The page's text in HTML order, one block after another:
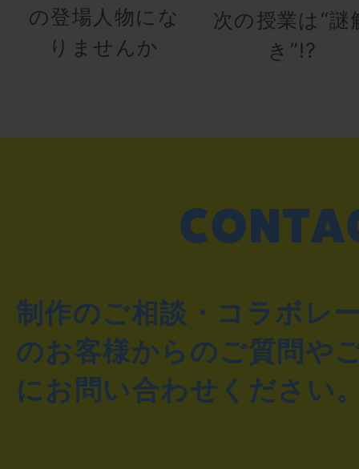
の登場人物にな
りませんか
次の授業は“謎
き”!?
制作のご相談・コラボレ
のお客様からのご質問や
にお問い合わせください